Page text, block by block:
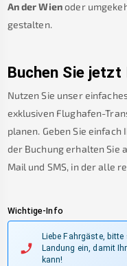
An der Wienoder
gestalten.
Buchen Sie
Nutzen Sie unser
exklusiven Flughafen-
planen. Geben Sie
der Buchung erhalten Sie
Mail und SMS, in der alle
Wichtige-Info
Liebe Fahrgäste,
Landung ein, damit
kann!